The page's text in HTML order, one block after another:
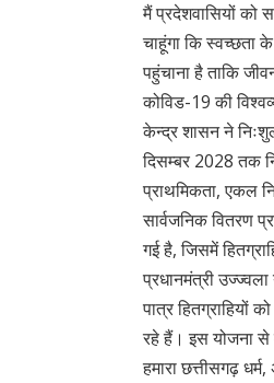
मैं प्रदेशवासियों को
चाहूंगा कि स्वच्छता
पहुंचाना है ताकि
कोविड-19 की
केन्द्र शासन ने
दिसम्बर 2028 तक
प्राथमिकता, एकल
सार्वजनिक वितरण
गई है, जिसमें
प्रधानमंत्री
पात्र हितग्राहियों
रहे हैं। इस योजना से
हमारा छत्तीसगढ़